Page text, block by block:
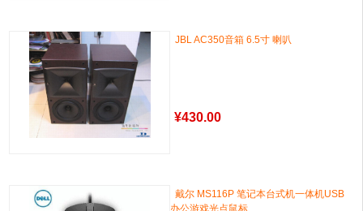
JBL AC350音箱 6.5寸 喇叭
¥430.00
戴尔 MS116P 笔记本台式机一体机USB
办公游戏光点鼠标